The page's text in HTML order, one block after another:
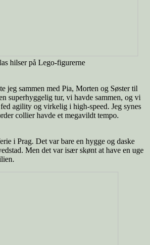
hilser på Lego-figurerne
jeg sammen med Pia, Morten og Søster til
superhyggelig tur, vi havde sammen, og vi
agility og virkelig i high-speed. Jeg synes
collier havde et megavildt tempo.
i Prag. Det var bare en hygge og daske
Men det var især skønt at have en uge